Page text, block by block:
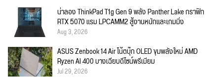
น่าลอง ThinkPad T1g Gen 9 พลัง Panther Lake กราฟิก
RTX 5070 แรม LPCAMM2 สู้งานหนักและเกมมิ่ง
Aug 3, 2026
ASUS Zenbook 14 Air โน้ตบุ๊ก OLED ขุมพลังใหม่ AMD
Ryzen AI 400 บางเฉียบดีไซน์พรีเมียม
Jul 29, 2026